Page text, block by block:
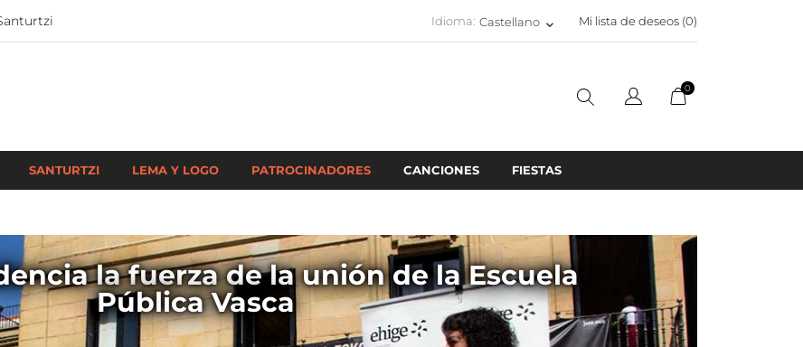
Idioma: Castellano keyboard_arrow_down Mi lista de deseos (0)
0
SANTURTZI LEMA Y LOGO PATROCINADORES CANCIONES FIESTAS
la fuerza de la unión de la Escuela
Pública Vasca